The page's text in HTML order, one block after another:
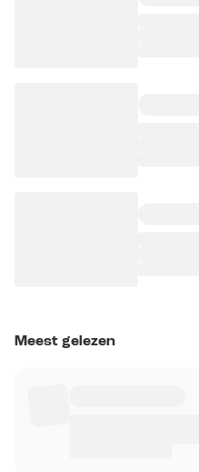
Meest gelezen